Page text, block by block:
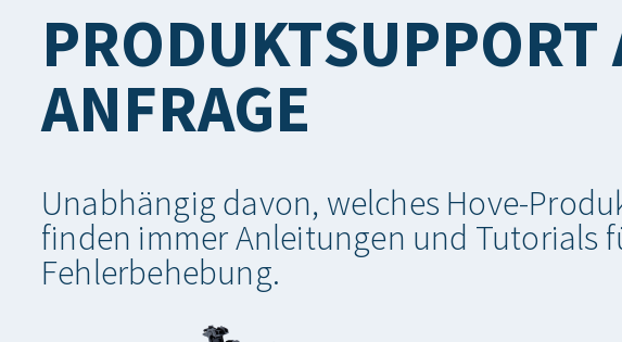
PRODUKTSUPPORT
ANFRAGE
Unabhängig davon, welches Hove-
finden immer Anleitungen und Tutorials
Fehlerbehebung.